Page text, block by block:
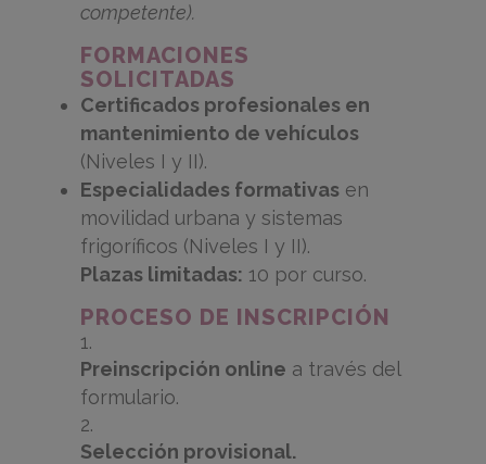
competente).
FORMACIONES
SOLICITADAS
Certificados profesionales en
mantenimiento de vehículos
(Niveles I y II).
Especialidades formativas en
movilidad urbana y sistemas
frigoríficos (Niveles I y II).
Plazas limitadas: 10 por curso.
PROCESO DE INSCRIPCIÓN
Preinscripción online a través del
formulario.
Selección provisional.